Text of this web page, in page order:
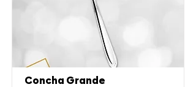
Concha Grande